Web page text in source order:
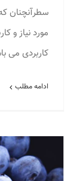
سطرآنچنان
مورد نیاز و
کاربردی می
ادامه مطلب